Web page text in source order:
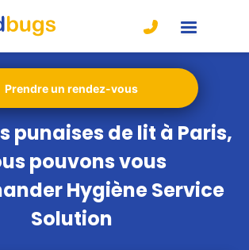
Prendre un rendez-vous
punaises de lit à Paris,
pouvons vous
Hygiène Service
Solution